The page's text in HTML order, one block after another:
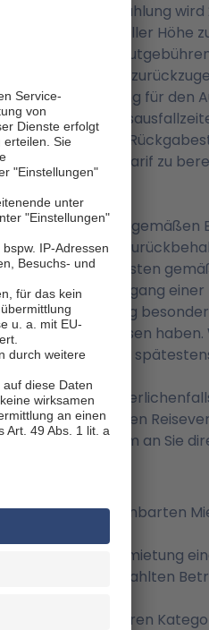
fällig. Die Restzahlung
unmittelbar in voller Höhe
Strom,
durch Sie
Vergütung für den
vereinbarten
gültigem Tarif zu
Buchung.
wir zur ordnungsgemäßen
vertragliches
mit Rücktrittskosten
Fälligkeit und Zugang
geschlossen
Verbraucher sind,
Form an Ihren
gedruckter Form an Sie
Ihnen zum vereinbarten
und Sie der Anmietung
von Ihnen gezahlten
Kategorie.
einer niedrigeren